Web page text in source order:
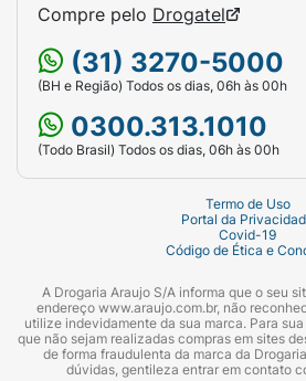
Compre pelo Drogatel
(31) 3270-5000
(BH e Região) Todos os dias, 06h às 00h
0300.313.1010
(Todo Brasil) Todos os dias, 06h às 00h
Termo de Uso
Portal da
Covid-19
Código de Ética e
A Drogaria Araujo S/A informa que o seu
endereço www.araujo.com.br, não
utilize indevidamente da sua marca. Para
que não sejam realizadas compras em sites
de forma fraudulenta da marca da
dúvidas, gentileza entrar em contato